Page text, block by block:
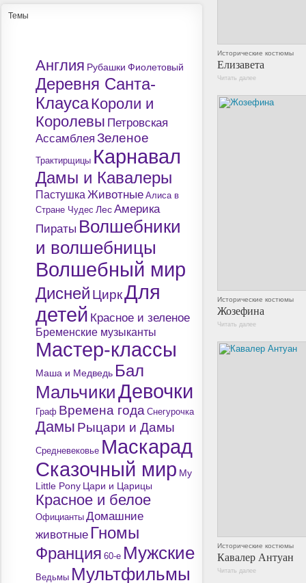
Темы
Англия Рубашки Фиолетовый
Деревня Санта-
КлаусаКороли и
Королевы Петровская
Ассамблея Зеленое
Трактирщицы Карнавал
Дамы и Кавалеры
Пастушка Животные Алиса в
Стране Чудес Лес Америка
Пираты Волшебники
и волшебницы
Волшебный мир
Дисней ЦиркДля
детей Красное и зеленое
Бременские музыканты
Мастер-классы
Маша и Медведь Бал
МальчикиДевочки
Граф Времена года Снегурочка
Дамы Рыцари и Дамы
Средневековье Маскарад
Сказочный мир My
Little Pony Цари и Царицы
Красное и белое
Официанты Домашние
животные Гномы
Франция 60-е Мужские
Ведьмы Мультфильмы
Исторические костюмы
Елизавета
Читать далее
Исторические костюмы
Жозефина
Читать далее
Исторические костюмы
Кавалер Антуан
Читать далее